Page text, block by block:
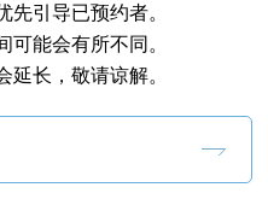
先引导已预约者。
可能会有所不同。
延长，敬请谅解。